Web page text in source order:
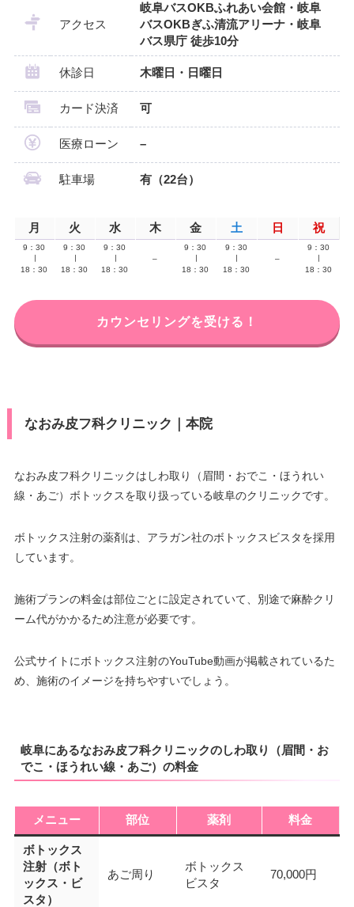
アクセス
岐阜バスOKBふれあい会館・岐阜
バスOKBぎふ清流アリーナ・岐阜
バス県庁 徒歩10分
休診日 木曜日・日曜日
カード決済 可
医療ローン –
駐車場 有（22台）
月 火 水 木 金 土 日 祝
9：30
18：30
9：30
18：30
9：30
18：30
–
9：30
18：30
9：30
18：30
–
9：30
18：30
カウンセリングを受ける！
なおみ皮フ科クリニック｜本院
なおみ皮フ科クリニックはしわ取り（眉間・おでこ・ほうれい
線・あご）ボトックスを取り扱っている岐阜のクリニックです。
ボトックス注射の薬剤は、アラガン社のボトックスビスタを採用
しています。
施術プランの料金は部位ごとに設定されていて、別途で麻酔クリ
ーム代がかかるため注意が必要です。
公式サイトにボトックス注射のYouTube動画が掲載されているた
め、施術のイメージを持ちやすいでしょう。
岐阜にあるなおみ皮フ科クリニックのしわ取り（眉間・お
でこ・ほうれい線・あご）の料金
メニュー 部位 薬剤 料金
ボトックス
注射（ボト
ックス・ビ
スタ）
あご周り
ボトックス
ビスタ
70,000円